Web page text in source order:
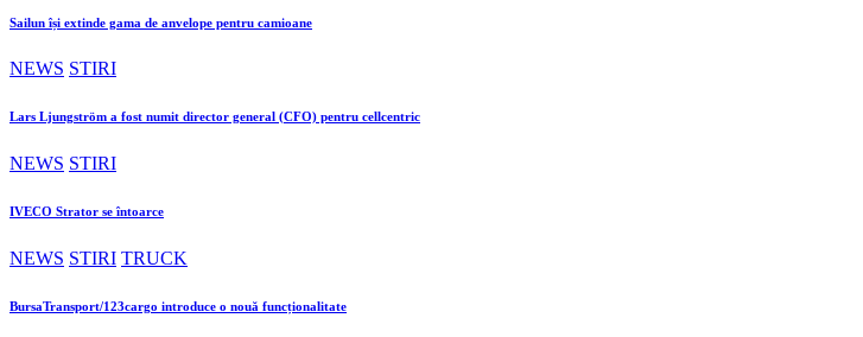
Sailun își extinde gama de anvelope pentru camioane
NEWS STIRI
Lars Ljungström a fost numit director general (CFO) pentru cellcentric
NEWS STIRI
IVECO Strator se întoarce
NEWS STIRI TRUCK
BursaTransport/123cargo introduce o nouă funcționalitate